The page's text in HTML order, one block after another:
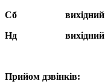
Сб
вихідний
Нд
вихідний
Прийом дзвінків: